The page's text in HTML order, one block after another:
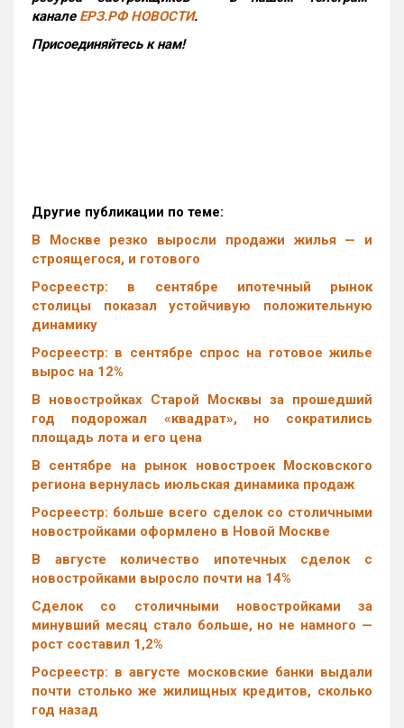
канале ЕРЗ.РФ НОВОСТИ.
Присоединяйтесь к нам!
Другие публикации по теме:
В Москве резко выросли продажи жилья — и
строящегося, и готового
Росреестр: в сентябре ипотечный рынок
столицы показал устойчивую положительную
динамику
Росреестр: в сентябре спрос на готовое жилье
вырос на 12%
В новостройках Старой Москвы за прошедший
год подорожал «квадрат», но сократились
площадь лота и его цена
В сентябре на рынок новостроек Московского
региона вернулась июльская динамика продаж
Росреестр: больше всего сделок со столичными
новостройками оформлено в Новой Москве
В августе количество ипотечных сделок с
новостройками выросло почти на 14%
Cделок со столичными новостройками за
минувший месяц стало больше, но не намного —
рост составил 1,2%
Росреестр: в августе московские банки выдали
почти столько же жилищных кредитов, сколько
год назад